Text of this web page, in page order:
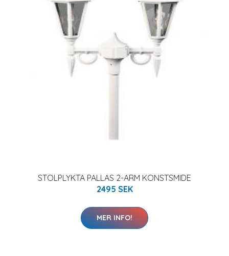
STOLPLYKTA PALLAS 2-ARM KONSTSMIDE
2495 SEK
MER INFO!